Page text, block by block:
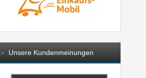
» Unsere Kundenmeinungen